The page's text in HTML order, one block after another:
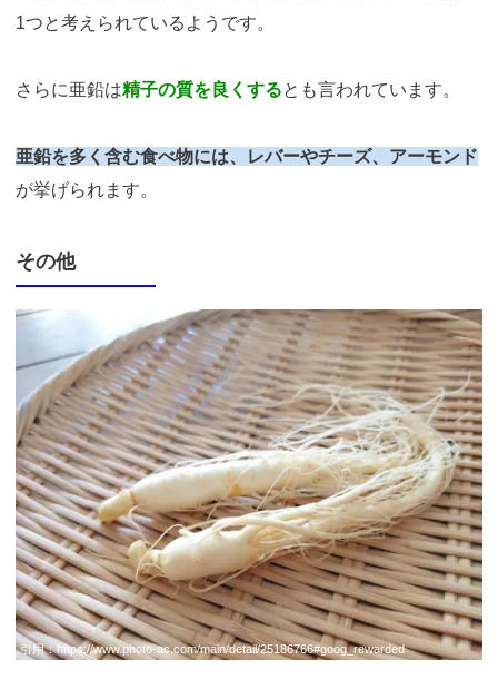
1つと考えられているようです。
さらに亜鉛は精子の質を良くするとも言われています。
亜鉛を多く含む食べ物には、レバーやチーズ、アーモンド
が挙げられます。
その他
引用：https://www.photo-ac.com/main/detail/25186766#goog_rewarded